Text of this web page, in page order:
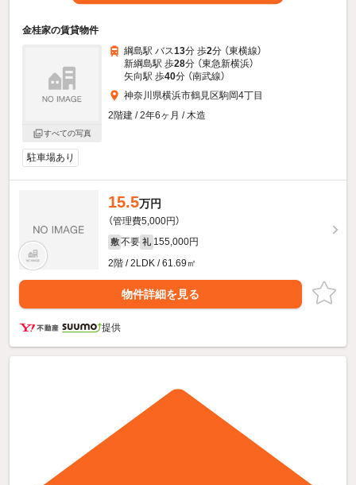
金桂家の賃貸物件
すべての写真
綱島駅 バス13分 歩2分 （東横線）
新綱島駅 歩28分 （東急新横浜）
矢向駅 歩40分 （南武線）
神奈川県横浜市鶴見区駒岡4丁目
2階建 / 2年6ヶ月 / 木造
駐車場あり
15.5万円
（管理費5,000円）
敷 不要 礼 155,000円
2階 / 2LDK / 61.69㎡
物件詳細を見る
提供